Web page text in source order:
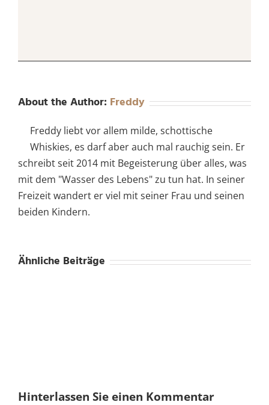
About the Author: Freddy
Freddy liebt vor allem milde, schottische
Whiskies, es darf aber auch mal rauchig sein. Er
schreibt seit 2014 mit Begeisterung über alles, was
mit dem "Wasser des Lebens" zu tun hat. In seiner
Freizeit wandert er viel mit seiner Frau und seinen
beiden Kindern.
Ähnliche Beiträge
Hinterlassen Sie einen Kommentar